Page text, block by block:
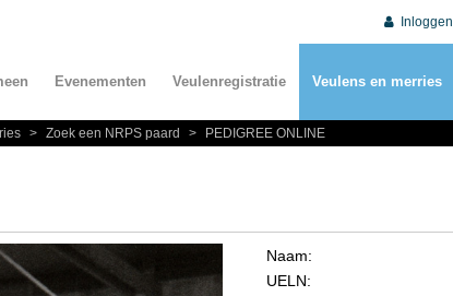
Inloggen
Evenementen Veulenregistratie Veulens en merries
> Zoek een NRPS paard > PEDIGREE ONLINE
Naam:
UELN: